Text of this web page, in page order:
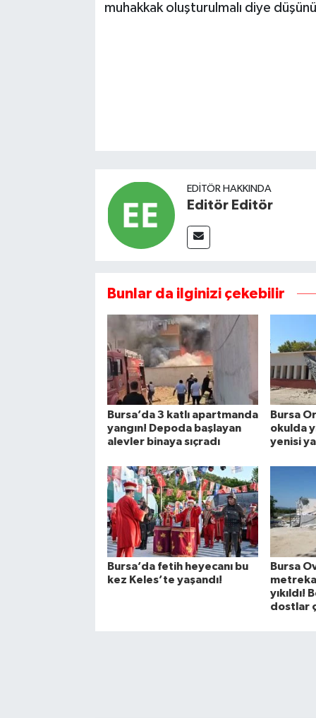
muhakkak oluşturulmalı diye
EDITÖR HAKKINDA
Editör Editör
Bunlar da ilginizi çekebilir
Bursa’da 3 katlı apartmanda
yangın! Depoda başlayan
alevler binaya sıçradı
Bursa
okulda
yenisi
Bursa’da fetih heyecanı bu
kez Keles’te yaşandı!
Bursa
yıkıldı!
dostlar